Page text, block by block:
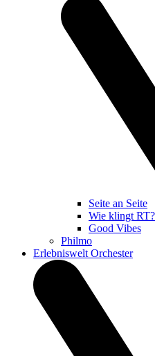
Seite an Seite
Wie klingt
Good Vibes
Philmo
Erlebniswelt Orchester